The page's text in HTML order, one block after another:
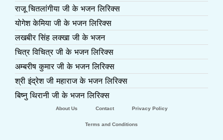
राजू चितलांगीया जी के भजन लिरिक्स
योगेश केमिया जी के भजन लिरिक्स
लखबीर सिंह लक्खा जी के भजन
चित्र विचित्र जी के भजन लिरिक्स
अम्बरीष कुमार जी के भजन लिरिक्स
श्री इंद्रेश जी महाराज के भजन लिरिक्स
बिष्नु थिरानी जी के भजन लिरिक्स
About Us Contact Privacy Policy
Terms and Conditions